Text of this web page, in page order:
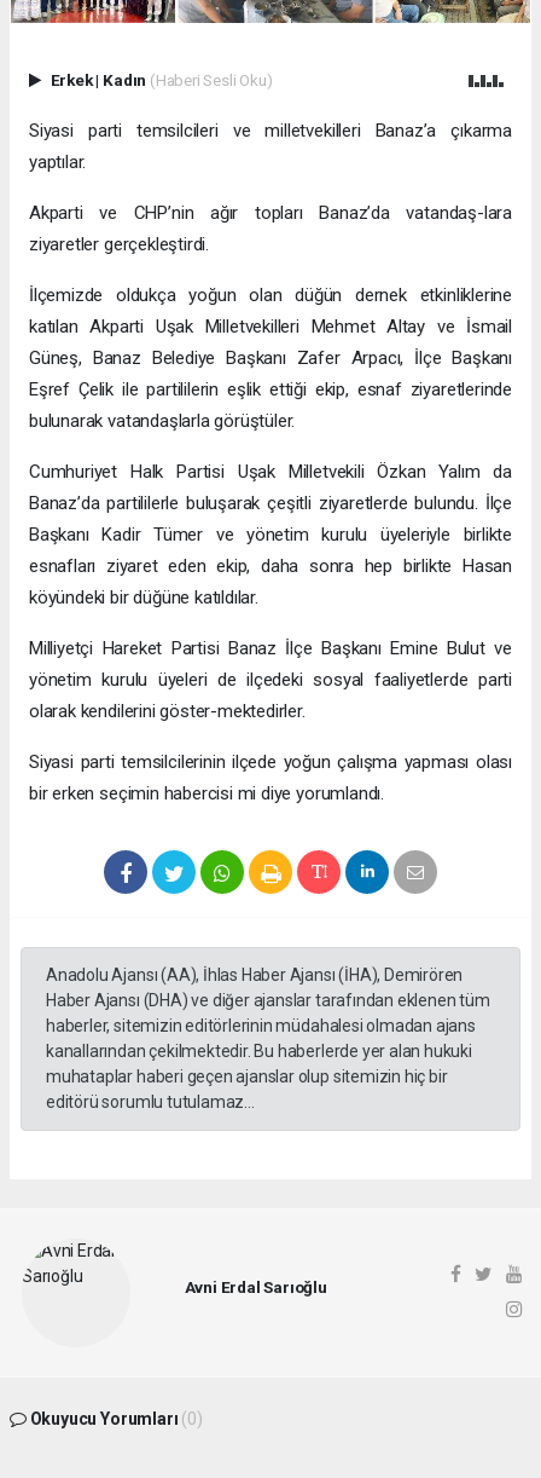
Erkek| Kadın (Haberi Sesli Oku)
Siyasi parti temsilcileri ve milletvekilleri Banaz’a çıkarma
yaptılar.
Akparti ve CHP’nin ağır topları Banaz’da vatandaş-lara
ziyaretler gerçekleştirdi.
İlçemizde oldukça yoğun olan düğün dernek etkinliklerine
katılan Akparti Uşak Milletvekilleri Mehmet Altay ve İsmail
Güneş, Banaz Belediye Başkanı Zafer Arpacı, İlçe Başkanı
Eşref Çelik ile partililerin eşlik ettiği ekip, esnaf ziyaretlerinde
bulunarak vatandaşlarla görüştüler.
Cumhuriyet Halk Partisi Uşak Milletvekili Özkan Yalım da
Banaz’da partililerle buluşarak çeşitli ziyaretlerde bulundu. İlçe
Başkanı Kadir Tümer ve yönetim kurulu üyeleriyle birlikte
esnafları ziyaret eden ekip, daha sonra hep birlikte Hasan
köyündeki bir düğüne katıldılar.
Milliyetçi Hareket Partisi Banaz İlçe Başkanı Emine Bulut ve
yönetim kurulu üyeleri de ilçedeki sosyal faaliyetlerde parti
olarak kendilerini göster-mektedirler.
Siyasi parti temsilcilerinin ilçede yoğun çalışma yapması olası
bir erken seçimin habercisi mi diye yorumlandı.
Anadolu Ajansı (AA), İhlas Haber Ajansı (İHA), Demirören
Haber Ajansı (DHA) ve diğer ajanslar tarafından eklenen tüm
haberler, sitemizin editörlerinin müdahalesi olmadan ajans
kanallarından çekilmektedir. Bu haberlerde yer alan hukuki
muhataplar haberi geçen ajanslar olup sitemizin hiç bir
editörü sorumlu tutulamaz...
Avni Erdal Sarıoğlu
Okuyucu Yorumları (0)